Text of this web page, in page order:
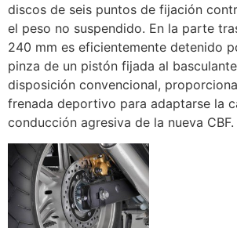
discos de seis puntos de fijación
el peso no suspendido. En la parte
240 mm es eficientemente detenido
pinza de un pistón fijada al
disposición convencional,
frenada deportivo para adaptarse la
conducción agresiva de la nueva CBF.